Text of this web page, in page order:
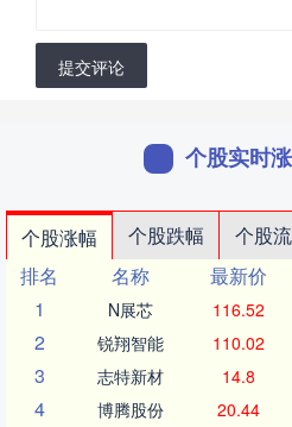
提交评论
个股实时
个股涨幅 个股跌幅 个股
排名
名称 最新价
1
N展芯 116.52
2 锐翔智能 110.02
3 志特新材 14.8
4 博腾股份 20.44